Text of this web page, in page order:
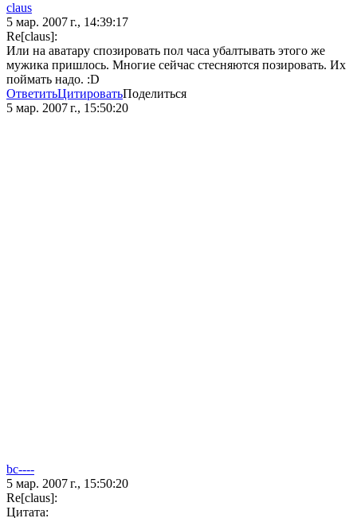
claus
5 мар. 2007 г., 14:39:17
Re[claus]:
Или на аватару спозировать пол часа убалтывать этого же
мужика пришлось. Многие сейчас стесняются позировать. Их
поймать надо. :D
ОтветитьЦитироватьПоделиться
5 мар. 2007 г., 15:50:20
bc----
5 мар. 2007 г., 15:50:20
Re[claus]:
Цитата: